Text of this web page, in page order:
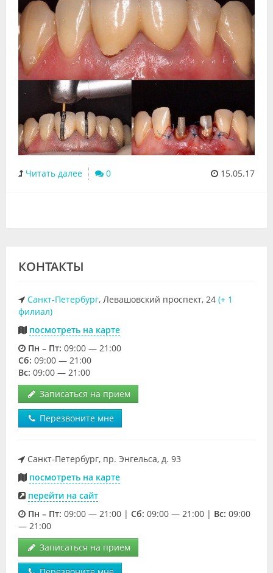
Читать далее 0 15.05.17
КОНТАКТЫ
Санкт-Петербург, Левашовский проспект, 24 (+ 1
филиал)
посмотреть на карте
Пн – Пт: 09:00 — 21:00
Cб: 09:00 — 21:00
Вс: 09:00 — 21:00
Записаться на прием
Перезвоните мне
Санкт-Петербург, пр. Энгельса, д. 93
посмотреть на карте
перейти на сайт
Пн – Пт: 09:00 — 21:00 | Cб: 09:00 — 21:00 | Вс: 09:00
— 21:00
Записаться на прием